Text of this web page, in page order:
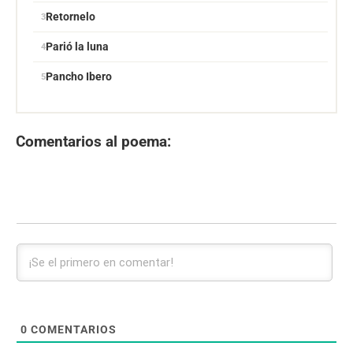
Retornelo
Parió la luna
Pancho Ibero
Comentarios al poema:
0 COMENTARIOS